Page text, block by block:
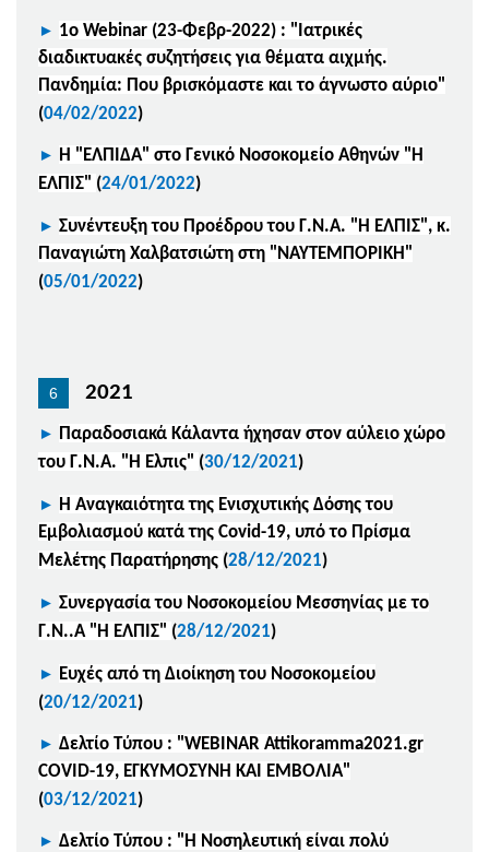
► 1ο Webinar (23-Φεβρ-2022) : "Ιατρικές
διαδικτυακές συζητήσεις για θέματα αιχμής.
Πανδημία: Που βρισκόμαστε και το άγνωστο αύριο"
(04/02/2022)
►
Η "ΕΛΠΙΔΑ" στο Γενικό Νοσοκομείο Αθηνών "Η
ΕΛΠΙΣ" (24/01/2022)
► Συνέντευξη του Προέδρου του Γ.Ν.Α. "Η ΕΛΠΙΣ", κ.
Παναγιώτη Χαλβατσιώτη στη "ΝΑΥΤΕΜΠΟΡΙΚΗ"
(05/01/2022)
2021
►
Παραδοσιακά Κάλαντα ήχησαν στον αύλειο χώρο
του Γ.Ν.Α. "Η Ελπις" (30/12/2021)
►
Η Αναγκαιότητα της Ενισχυτικής Δόσης του
Εμβολιασμού κατά της Covid-19, υπό το Πρίσμα
Μελέτης Παρατήρησης (28/12/2021)
► Συνεργασία του Νοσοκομείου Μεσσηνίας με το
Γ.Ν..Α "Η ΕΛΠΙΣ" (28/12/2021)
►
Ευχές από τη Διοίκηση του Νοσοκομείου
(20/12/2021)
► Δελτίο Τύπου : "WEBINAR Attikoramma2021.gr
COVID-19, ΕΓΚΥΜΟΣΥΝΗ ΚΑΙ ΕΜΒΟΛΙΑ"
(03/12/2021)
► Δελτίο Τύπου : "Η Νοσηλευτική είναι πολύ